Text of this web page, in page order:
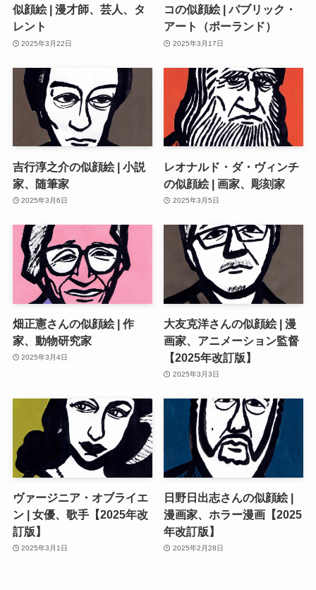
似顔絵 | 漫才師、芸人、タ
レント
2025年3月22日
コの似顔絵 | パブリック・
アート（ポーランド）
2025年3月17日
吉行淳之介の似顔絵 | 小説
家、随筆家
2025年3月6日
レオナルド・ダ・ヴィンチ
の似顔絵 | 画家、彫刻家
2025年3月5日
畑正憲さんの似顔絵 | 作
家、動物研究家
2025年3月4日
大友克洋さんの似顔絵 | 漫
画家、アニメーション監督
【2025年改訂版】
2025年3月3日
ヴァージニア・オブライエ
ン | 女優、歌手【2025年改
訂版】
2025年3月1日
日野日出志さんの似顔絵 |
漫画家、ホラー漫画【2025
年改訂版】
2025年2月28日